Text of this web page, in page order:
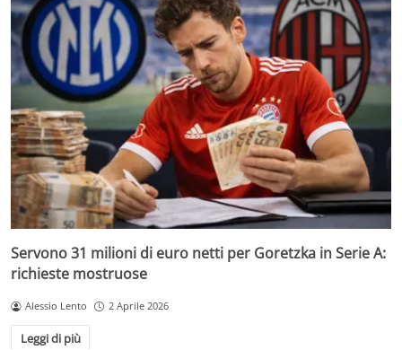
Servono 31 milioni di euro netti per Goretzka in Serie A:
richieste mostruose
Alessio Lento 2 Aprile 2026
Leggi di più